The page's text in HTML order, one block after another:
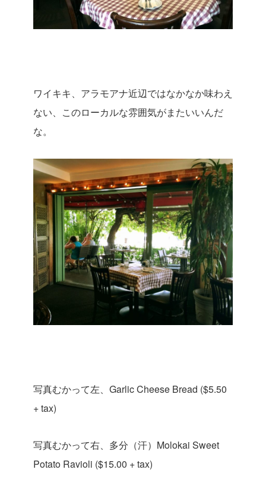
ワイキキ、アラモアナ近辺ではなかなか味わえ
ない、このローカルな雰囲気がまたいいんだ
な。
写真むかって左、Garlic Cheese Bread ($5.50
+ tax)
写真むかって右、多分（汗）Molokai Sweet
Potato Ravioli ($15.00 + tax)